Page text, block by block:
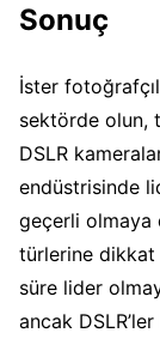
Sonuç
İster
sektörde olun,
DSLR
endüstrisinde
geçerli olmaya
türlerine dikkat
süre lider
ancak